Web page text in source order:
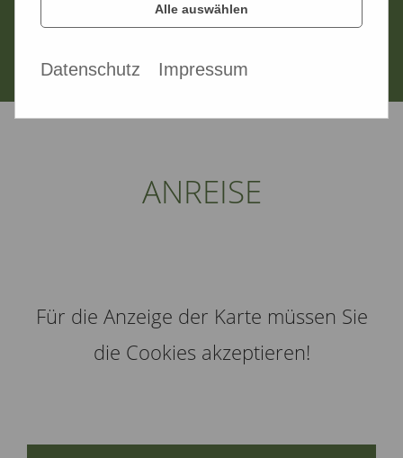
senden
ANREISE
Für die Anzeige der Karte müssen Sie
die Cookies akzeptieren!
Alle auswählen
Datenschutz Impressum